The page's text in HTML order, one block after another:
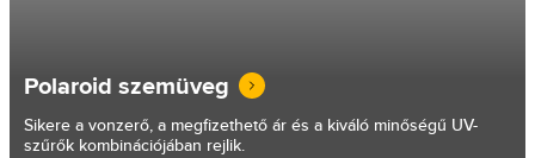
Polaroid szemüveg
Sikere a vonzerő, a megfizethető ár és a kiváló minőségű UV-
szűrők kombinációjában rejlik.